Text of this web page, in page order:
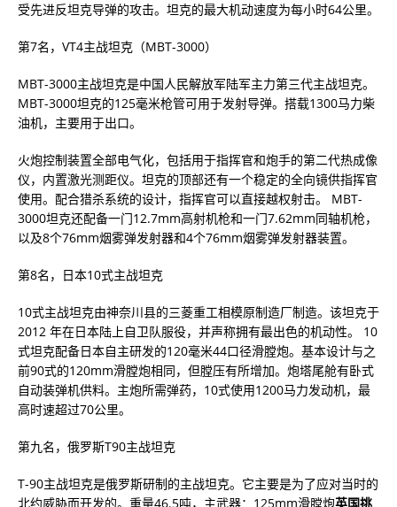
受先进反坦克导弹的攻击。坦克的最大机动速度为每小时64公里。
第7名，VT4主战坦克（MBT-3000）
MBT-3000主战坦克是中国人民解放军陆军主力第三代主战坦克。
MBT-3000坦克的125毫米枪管可用于发射导弹。搭载1300马力柴
油机，主要用于出口。
火炮控制装置全部电气化，包括用于指挥官和炮手的第二代热成像
仪，内置激光测距仪。坦克的顶部还有一个稳定的全向镜供指挥官
使用。配合猎杀系统的设计，指挥官可以直接越权射击。 MBT-
3000坦克还配备一门12.7mm高射机枪和一门7.62mm同轴机枪，
以及8个76mm烟雾弹发射器和4个76mm烟雾弹发射器装置。
第8名，日本10式主战坦克
10式主战坦克由神奈川县的三菱重工相模原制造厂制造。该坦克于
2012 年在日本陆上自卫队服役，并声称拥有最出色的机动性。 10
式坦克配备日本自主研发的120毫米44口径滑膛炮。基本设计与之
前90式的120mm滑膛炮相同，但膛压有所增加。炮塔尾舱有卧式
自动装弹机供料。主炮所需弹药，10式使用1200马力发动机，最
高时速超过70公里。
第九名，俄罗斯T90主战坦克
T-90主战坦克是俄罗斯研制的主战坦克。它主要是为了应对当时的
北约威胁而开发的。重量46.5吨，主武器：125mm滑膛炮英国挑